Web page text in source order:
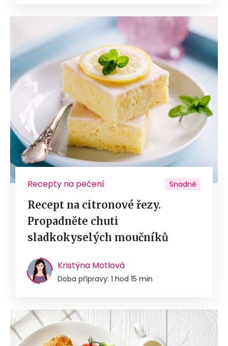
Recepty na pečení Snadné
Recept na citronové řezy.
Propadněte chuti
sladkokyselých moučníků
Kristýna Motlová
Doba přípravy: 1 hod 15 min